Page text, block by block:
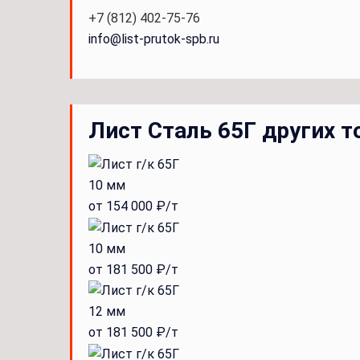
+7 (812) 402-75-76
info@list-prutok-spb.ru
Лист Сталь 65Г других
10 мм
от 154 000 ₽/т
10 мм
от 181 500 ₽/т
12 мм
от 181 500 ₽/т